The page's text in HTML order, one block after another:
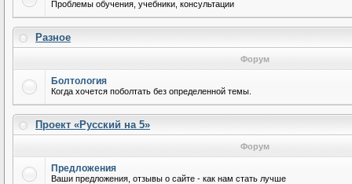
Проблемы обучения, учебники, консультации
Разное
Форум
Болтология
Когда хочется поболтать без определенной темы.
Проект «Русский на 5»
Форум
Предложения
Ваши предложения, отзывы о сайте - как нам стать лучше